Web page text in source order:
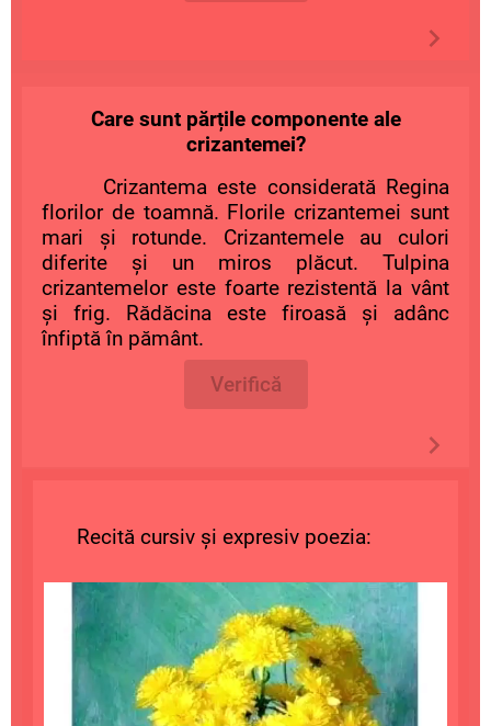
Care sunt părțile componente ale
crizantemei?
Crizantema este considerată Regina
florilor de toamnă. Florile crizantemei sunt
mari și rotunde. Crizantemele au culori
diferite și un miros plăcut. Tulpina
crizantemelor este foarte rezistentă la vânt
și frig. Rădăcina este firoasă și adânc
înfiptă în pământ.
Verifică
Recită cursiv și expresiv poezia: